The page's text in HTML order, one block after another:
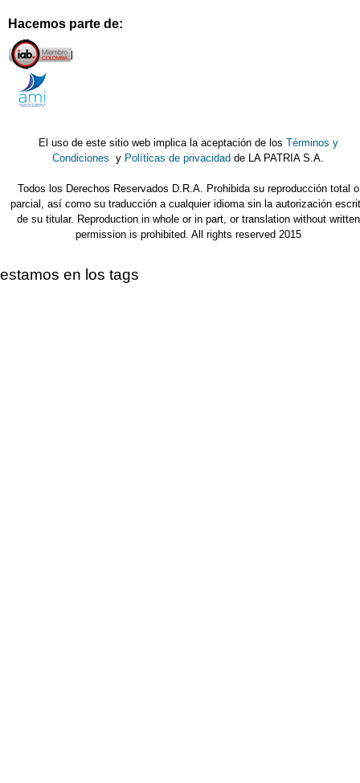
Hacemos parte de:
El uso de este sitio web implica la aceptación de los Términos y
Condiciones y Políticas de privacidad de LA PATRIA S.A.
Todos los Derechos Reservados D.R.A. Prohibida su reproducción total o
parcial, así como su traducción a cualquier idioma sin la autorización
de su titular. Reproduction in whole or in part, or translation without written
permission is prohibited. All rights reserved 2015
estamos en los tags